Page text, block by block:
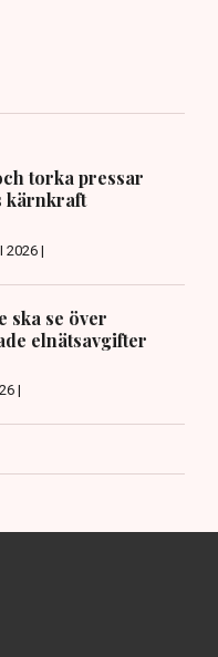
torka pressar
kärnkraft
2026 |
ska se över
elnätsavgifter
|